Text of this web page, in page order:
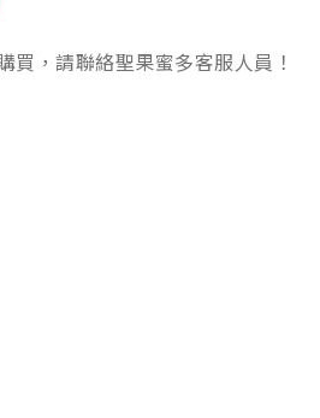
買，請聯絡聖果蜜多客服人員！